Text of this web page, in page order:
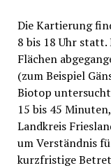
Die Kartierung
8 bis 18 Uhr
Flächen
(zum Beispiel
Biotop
15 bis 45
Landkreis
um Verständnis
kurzfristige